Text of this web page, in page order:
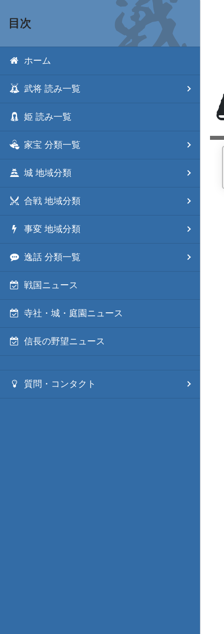
目次
ホーム
武将 読み一覧
姫 読み一覧
家宝 分類一覧
城 地域分類
合戦 地域分類
事変 地域分類
逸話 分類一覧
戦国ニュース
寺社・城・庭園ニュース
信長の野望ニュース
質問・コンタクト